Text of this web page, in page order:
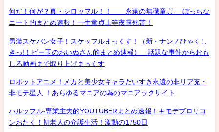
何だ！何が？真・シロッフル！！ 永遠の無職童貞- ぼっちな
ニート的まとめ速報！一生童貞上等夜露死苦！
男装スケバン女子！スケッフルまっくす！（新・ナンノひゃくし
きっ!！ビー玉のおいぬさん的まとめ速報） 話題な事件からおも
しろ動画まで取り上げまっくす
ロボットアニメ！メカと美少女キャラだいすき永遠の非リア充・
非モテ星人 ！あらゆるマニアの為のマニアックサイト
ハルッフル-専業主夫的YOUTUBERまとめ速報！キモデブロリコ
ンおたく！初老人の介護生活！激動の1750日